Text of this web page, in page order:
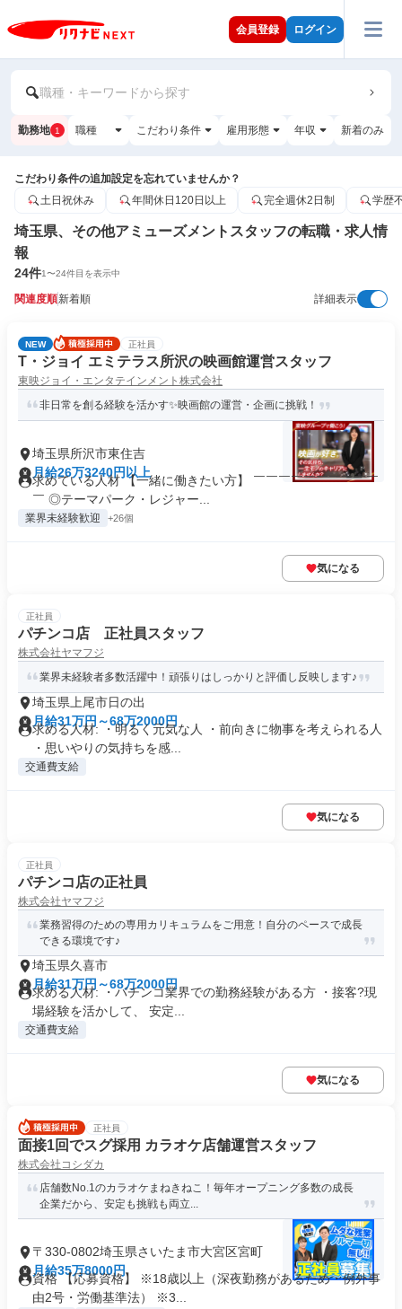
会員登録 ログイン
職種・キーワードから探す
勤務地 1 職種 こだわり条件 雇用形態 年収 新着のみ
こだわり条件の追加設定を忘れていませんか？
土日祝休み
年間休日120日以上 完全週休2日制 学歴
埼玉県、その他アミューズメントスタッフの転職・求人情
報
24件1〜24件目を表示中
関連度順新着順 詳細表示
NEW 正社員
T・ジョイ エミテラス所沢の映画館運営スタッフ
東映ジョイ・エンタテインメント株式会社
非日常を創る経験を活かす✨映画館の運営・企画に挑戦！
埼玉県所沢市東住吉
月給26万3240円以上
求めている人材 【一緒に働きたい方】 ￣￣￣￣￣￣￣￣￣￣
￣ ◎テーマパーク・レジャー...
業界未経験歓迎 +26個
気になる
正社員
パチンコ店 正社員スタッフ
株式会社ヤマフジ
業界未経験者多数活躍中！頑張りはしっかりと評価し反映します♪
埼玉県上尾市日の出
月給31万円～68万2000円
求める人材: ・明るく元気な人 ・前向きに物事を考えられる人
・思いやりの気持ちを感...
交通費支給
気になる
正社員
パチンコ店の正社員
株式会社ヤマフジ
業務習得のための専用カリキュラムをご用意！自分のペースで成長
できる環境です♪
埼玉県久喜市
月給31万円～68万2000円
求める人材: ・パチンコ業界での勤務経験がある方 ・接客?現
場経験を活かして、 安定...
交通費支給
気になる
正社員
面接1回でスグ採用 カラオケ店舗運営スタッフ
株式会社コシダカ
店舗数No.1のカラオケまねきねこ！毎年オープニング多数の成長
企業だから、安定も挑戦も両立...
〒330-0802埼玉県さいたま市大宮区宮町
月給35万8000円
資格 【応募資格】 ※18歳以上（深夜勤務があるため・例外事
由2号・労働基準法） ※3...